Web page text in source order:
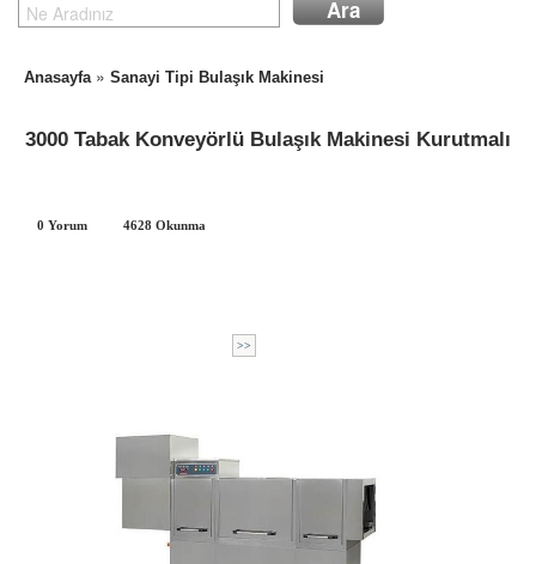
Anasayfa» Sanayi Tipi Bulaşık Makinesi
3000 Tabak Konveyörlü Bulaşık Makinesi Kurutmalı
0 Yorum 4628 Okunma
>>